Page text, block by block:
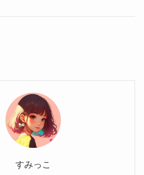
すみっこ